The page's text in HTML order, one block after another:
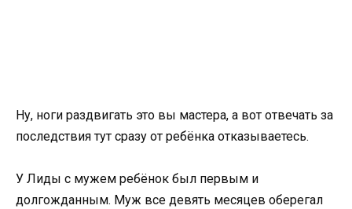
Ну, ноги раздвигать это вы мастера, а вот отвечать за
последствия тут сразу от ребёнка отказываетесь.
У Лиды с мужем ребёнок был первым и
долгожданным. Муж все девять месяцев оберегал